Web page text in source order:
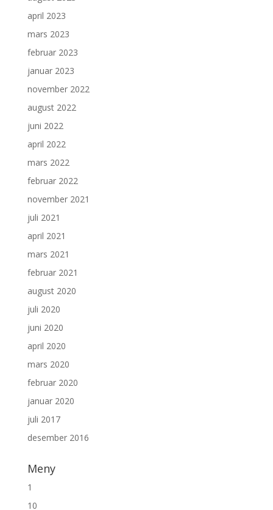
april 2023
mars 2023
februar 2023
januar 2023
november 2022
august 2022
juni 2022
april 2022
mars 2022
februar 2022
november 2021
juli 2021
april 2021
mars 2021
februar 2021
august 2020
juli 2020
juni 2020
april 2020
mars 2020
februar 2020
januar 2020
juli 2017
desember 2016
Meny
1
10